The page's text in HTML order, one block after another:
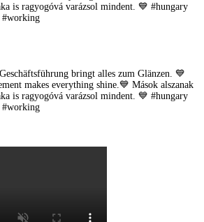
bringt alles zum Glänzen. 💙
makes everything shine.💙 Mások alszanak
is ragyogóvá varázsol mindent. 💙 #hungary
#working